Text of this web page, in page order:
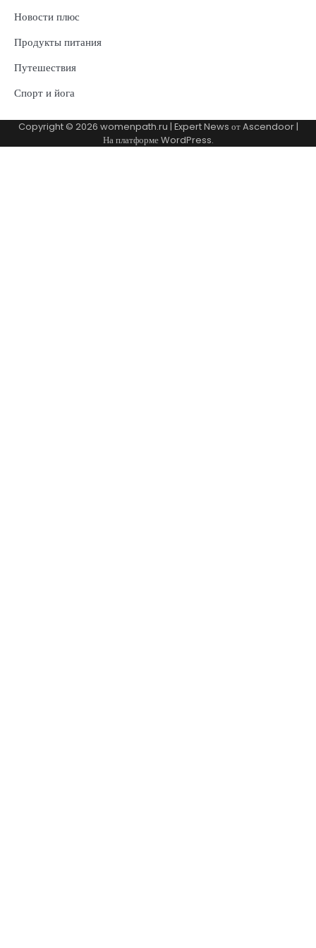
Новости плюс
Продукты питания
Путешествия
Спорт и йога
Copyright © 2026 womenpath.ru | Expert News отAscendoor|
На платформеWordPress.